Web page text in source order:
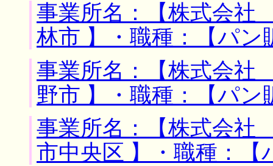
事業所名：【株式会
林市 】・職種：【パン
事業所名：【株式会
野市 】・職種：【パン
事業所名：【株式会
市中央区 】・職種：【